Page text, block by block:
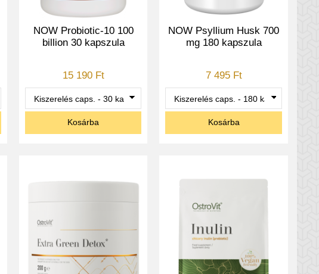
NOW Probiotic-10 100
billion 30 kapszula
15 190 Ft
Kosárba
NOW Psyllium Husk 700
mg 180 kapszula
7 495 Ft
Kosárba